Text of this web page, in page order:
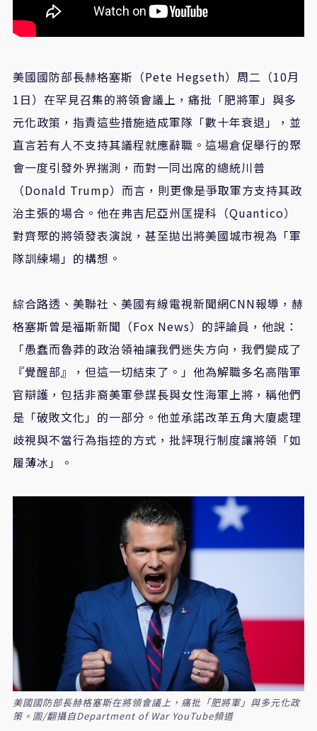
美國國防部長赫格塞斯（Pete Hegseth）周二（10月
1日）在罕見召集的將領會議上，痛批「肥將軍」與多
元化政策，指責這些措施造成軍隊「數十年衰退」，並
直言若有人不支持其議程就應辭職。這場倉促舉行的聚
會一度引發外界揣測，而對一同出席的總統川普
（Donald Trump）而言，則更像是爭取軍方支持其政
治主張的場合。他在弗吉尼亞州匡提科（Quantico）
對齊聚的將領發表演說，甚至拋出將美國城市視為「軍
隊訓練場」的構想。
綜合路透、美聯社、美國有線電視新聞網CNN報導，赫
格塞斯曾是福斯新聞（Fox News）的評論員，他說：
「愚蠢而魯莽的政治領袖讓我們迷失方向，我們變成了
『覺醒部』，但這一切結束了。」他為解職多名高階軍
官辯護，包括非裔美軍參謀長與女性海軍上將，稱他們
是「破敗文化」的一部分。他並承諾改革五角大廈處理
歧視與不當行為指控的方式，批評現行制度讓將領「如
履薄冰」。
美國國防部長赫格塞斯在將領會議上，痛批「肥將軍」與多元化政
策。圖/翻攝自Department of War YouTube頻道